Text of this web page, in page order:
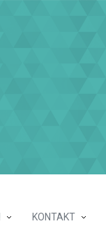
KONTAKT